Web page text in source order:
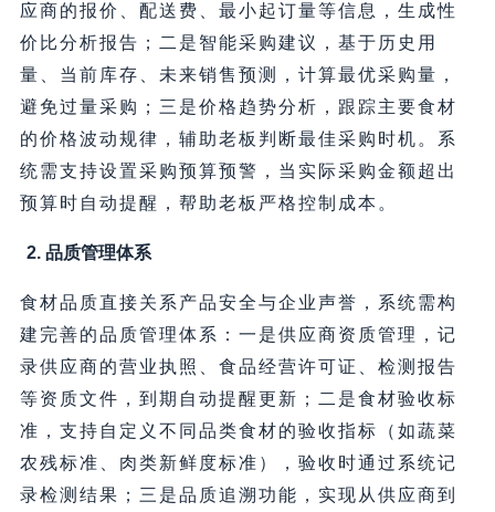
应商的报价、配送费、最小起订量等信息，生成性
价比分析报告；二是智能采购建议，基于历史用
量、当前库存、未来销售预测，计算最优采购量，
避免过量采购；三是价格趋势分析，跟踪主要食材
的价格波动规律，辅助老板判断最佳采购时机。系
统需支持设置采购预算预警，当实际采购金额超出
预算时自动提醒，帮助老板严格控制成本。
2. 品质管理体系
食材品质直接关系产品安全与企业声誉，系统需构
建完善的品质管理体系：一是供应商资质管理，记
录供应商的营业执照、食品经营许可证、检测报告
等资质文件，到期自动提醒更新；二是食材验收标
准，支持自定义不同品类食材的验收指标（如蔬菜
农残标准、肉类新鲜度标准），验收时通过系统记
录检测结果；三是品质追溯功能，实现从供应商到